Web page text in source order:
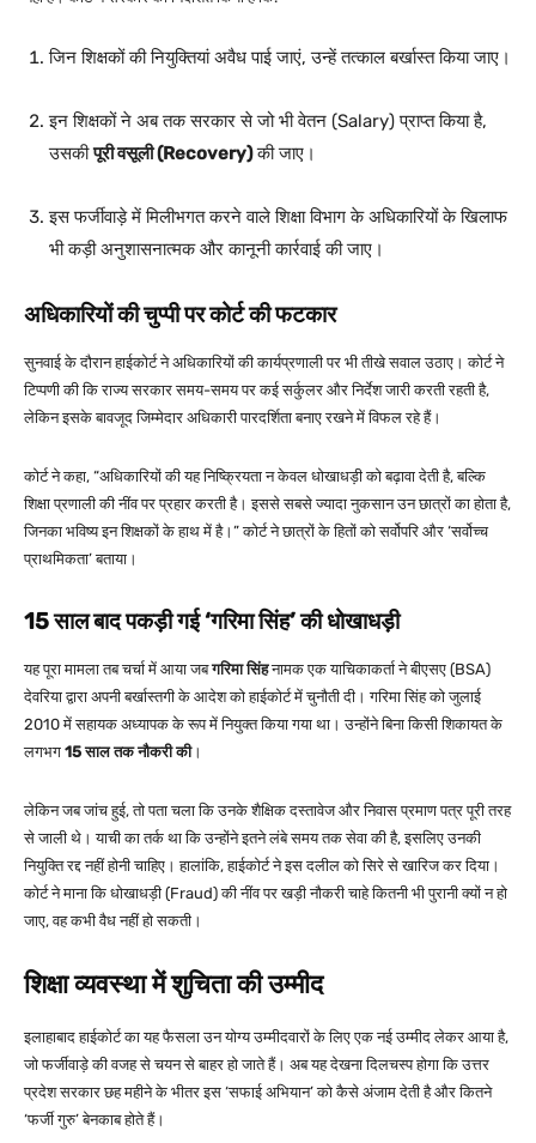
जिन शिक्षकों की नियुक्तियां अवैध पाई जाएं, उन्हें तत्काल बर्खास्त किया जाए।
इन शिक्षकों ने अब तक सरकार से जो भी वेतन (Salary) प्राप्त किया है,
उसकीपूरी वसूली (Recovery)की जाए।
इस फर्जीवाड़े में मिलीभगत करने वाले शिक्षा विभाग के अधिकारियों के खिलाफ
भी कड़ी अनुशासनात्मक और कानूनी कार्रवाई की जाए।
अधिकारियों की चुप्पी पर कोर्ट की फटकार
सुनवाई के दौरान हाईकोर्ट ने अधिकारियों की कार्यप्रणाली पर भी तीखे सवाल उठाए। कोर्ट ने
टिप्पणी की कि राज्य सरकार समय-समय पर कई सर्कुलर और निर्देश जारी करती रहती है,
लेकिन इसके बावजूद जिम्मेदार अधिकारी पारदर्शिता बनाए रखने में विफल रहे हैं।
कोर्ट ने कहा, “अधिकारियों की यह निष्क्रियता न केवल धोखाधड़ी को बढ़ावा देती है, बल्कि
शिक्षा प्रणाली की नींव पर प्रहार करती है। इससे सबसे ज्यादा नुकसान उन छात्रों का होता है,
जिनका भविष्य इन शिक्षकों के हाथ में है।”कोर्ट ने छात्रों के हितों को सर्वोपरि और ‘सर्वोच्च
प्राथमिकता’ बताया।
15 साल बाद पकड़ी गई ‘गरिमा सिंह’ की धोखाधड़ी
यह पूरा मामला तब चर्चा में आया जबगरिमा सिंहनामक एक याचिकाकर्ता ने बीएसए (BSA)
देवरिया द्वारा अपनी बर्खास्तगी के आदेश को हाईकोर्ट में चुनौती दी। गरिमा सिंह को जुलाई
2010 में सहायक अध्यापक के रूप में नियुक्त किया गया था। उन्होंने बिना किसी शिकायत के
लगभग 15 साल तक नौकरी की।
लेकिन जब जांच हुई, तो पता चला कि उनके शैक्षिक दस्तावेज और निवास प्रमाण पत्र पूरी तरह
से जाली थे। याची का तर्क था कि उन्होंने इतने लंबे समय तक सेवा की है, इसलिए उनकी
नियुक्ति रद्द नहीं होनी चाहिए। हालांकि, हाईकोर्ट ने इस दलील को सिरे से खारिज कर दिया।
कोर्ट ने माना कि धोखाधड़ी (Fraud) की नींव पर खड़ी नौकरी चाहे कितनी भी पुरानी क्यों न हो
जाए, वह कभी वैध नहीं हो सकती।
शिक्षा व्यवस्था में शुचिता की उम्मीद
इलाहाबाद हाईकोर्ट का यह फैसला उन योग्य उम्मीदवारों के लिए एक नई उम्मीद लेकर आया है,
जो फर्जीवाड़े की वजह से चयन से बाहर हो जाते हैं। अब यह देखना दिलचस्प होगा कि उत्तर
प्रदेश सरकार छह महीने के भीतर इस ‘सफाई अभियान’ को कैसे अंजाम देती है और कितने
‘फर्जी गुरु’ बेनकाब होते हैं।